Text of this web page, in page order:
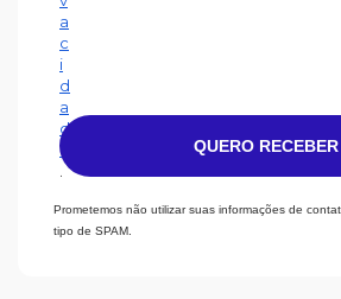
a
c
i
d
a
d
e
QUERO RECEBER
Prometemos não utilizar suas informações de
tipo de SPAM.